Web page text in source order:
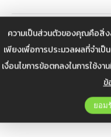
ความเป็นส่วนตัวของคุณคือสิ่
เพียงเพื่อการประมวลผลที่จำเ
เงื่อนไขการข้อตกลงในการใช้งา
ข้
ยอม
Post
navigation
ประชาสัมพันธ์ สัม
NEXT ROLE AND
PACKAGING : ‘พ
ท้าทาย